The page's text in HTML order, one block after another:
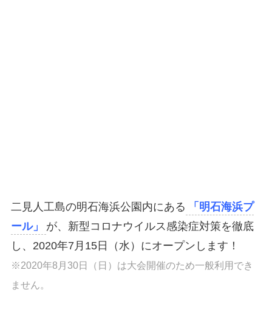
二見人工島の明石海浜公園内にある
「明石海浜プ
ール」
が、新型コロナウイルス感染症対策を徹底
し、2020年7月15日（水）にオープンします！
※2020年8月30日（日）は大会開催のため一般利用でき
ません。